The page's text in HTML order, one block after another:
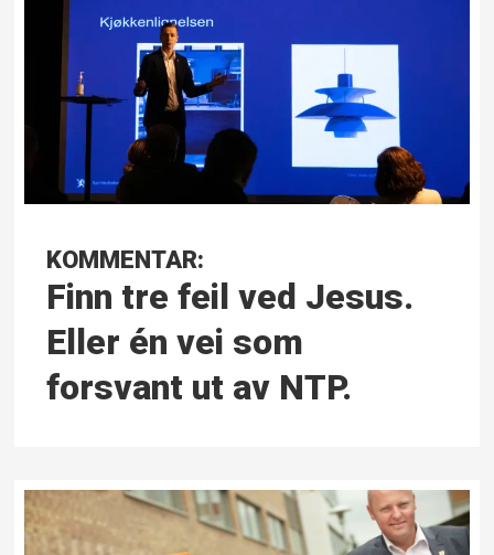
KOMMENTAR:
Finn tre feil ved Jesus.
Eller én vei som
forsvant ut av NTP.